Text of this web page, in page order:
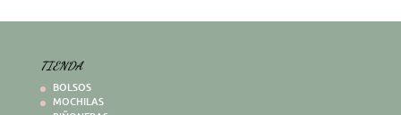
TIENDA
BOLSOS
MOCHILAS